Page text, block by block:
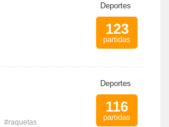
Deportes
123
partidas
#raquetas
Deportes
116
partidas